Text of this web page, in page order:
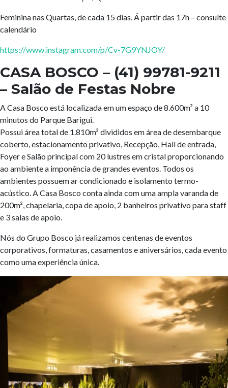
Feminina nas Quartas, de cada 15 dias. Á partir das 17h – consulte
calendário
https://www.instagram.com/p/Cv-7G9YNJOY/
CASA BOSCO – (41) 99781-9211
– Salão de Festas Nobre
A Casa Bosco está localizada em um espaço de 8.600m² a 10
minutos do Parque Barigui.
Possui área total de 1.810m² divididos em área de desembarque
coberto, estacionamento privativo, Recepção, Hall de entrada,
Foyer e Salão principal com 20 lustres em cristal proporcionando
ao ambiente a imponência de grandes eventos. Todos os
ambientes possuem ar condicionado e isolamento termo-
acústico. A Casa Bosco conta ainda com uma ampla varanda de
200m², chapelaria, copa de apoio, 2 banheiros privativo para staff
e 3 salas de apoio.
Nós do Grupo Bosco já realizamos centenas de eventos
corporativos, formaturas, casamentos e aniversários, cada evento
como uma experiência única.